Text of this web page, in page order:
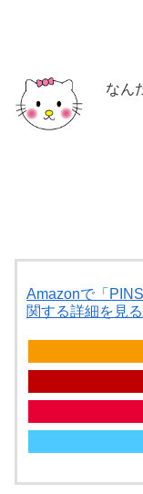
なん
Amazonで「
関する詳細を見る